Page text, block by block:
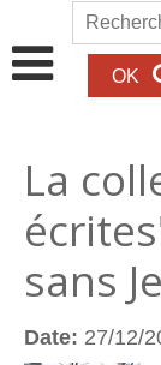
Aller au contenu
La
sans
Date: 27/12/